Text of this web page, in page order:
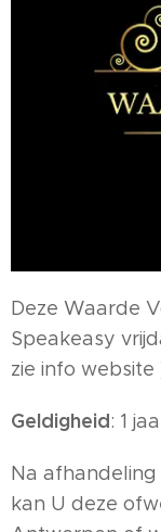
Deze Waarde
Speakeasy
zie info website
Geldigheid: 1
Na
kan U deze